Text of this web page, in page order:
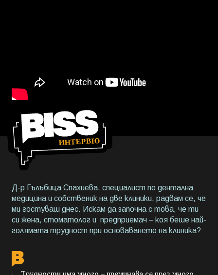
Д-р Гълъбица Спахиева, специалист по дентална
медицина и собственик на две клиники, радвам се, че
ми гостуваш днес. Искам да започна с това, че ти
си жена, стоматолог и предприемач – коя беше най-
голямата трудност при основаването на клиника?